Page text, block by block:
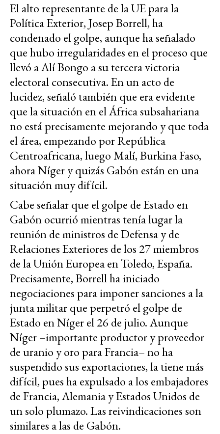
El alto representante de la UE para la
Política Exterior, Josep Borrell, ha
condenado el golpe, aunque ha señalado
que hubo irregularidades en el proceso que
llevó a Alí Bongo a su tercera victoria
electoral consecutiva. En un acto de
lucidez, señaló también que era evidente
que la situación en el África subsahariana
no está precisamente mejorando y que toda
el área, empezando por República
Centroafricana, luego Malí, Burkina Faso,
ahora Níger y quizás Gabón están en una
situación muy difícil.
Cabe señalar que el golpe de Estado en
Gabón ocurrió mientras tenía lugar la
reunión de ministros de Defensa y de
Relaciones Exteriores de los 27 miembros
de la Unión Europea en Toledo, España.
Precisamente, Borrell ha iniciado
negociaciones para imponer sanciones a la
junta militar que perpetró el golpe de
Estado en Níger el 26 de julio. Aunque
Níger –importante productor y proveedor
de uranio y oro para Francia– no ha
suspendido sus exportaciones, la tiene más
difícil, pues ha expulsado a los embajadores
de Francia, Alemania y Estados Unidos de
un solo plumazo. Las reivindicaciones son
similares a las de Gabón.